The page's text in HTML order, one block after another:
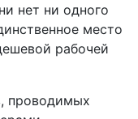
нет ни одного
место
рабочей
проводимых